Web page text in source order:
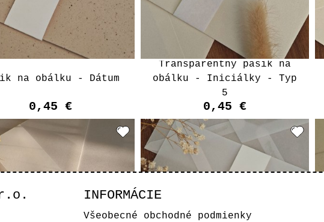
na obálku - Dátum
0,45 €
Transparentný pásik na
obálku - Iniciálky - Typ
5
0,45 €
INFORMÁCIE
Všeobecné obchodné podmienky